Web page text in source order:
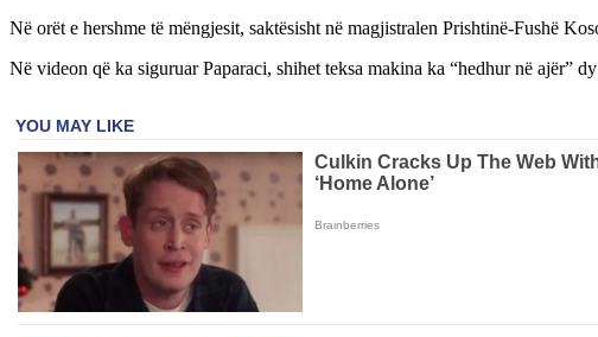
Në orët e hershme të mëngjesit, saktësisht në magjistralen Prishtinë-Fushë
Në videon që ka siguruar Paparaci, shihet teksa makina ka “hedhur në ajër”